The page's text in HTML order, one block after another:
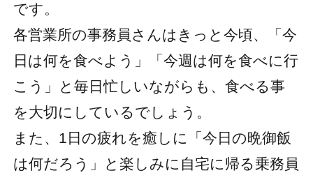
です。
各営業所の事務員さんはきっと今頃、「今
日は何を食べよう」「今週は何を食べに行
こう」と毎日忙しいながらも、食べる事
を大切にしているでしょう。
また、1日の疲れを癒しに「今日の晩御飯
は何だろう」と楽しみに自宅に帰る乗務員